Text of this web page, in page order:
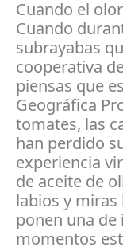
Cuando el
Cuando
subrayabas
cooperativa
piensas que
Geográfica
tomates, las
han perdido
experiencia
de aceite de
labios y miras
ponen una de
momentos